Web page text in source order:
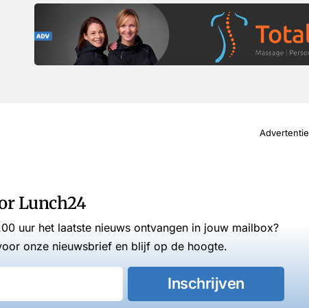
Advertentie
Lunch24
uur het laatste nieuws ontvangen in jouw mailbox?
onze nieuwsbrief en blijf op de hoogte.
Inschrijven